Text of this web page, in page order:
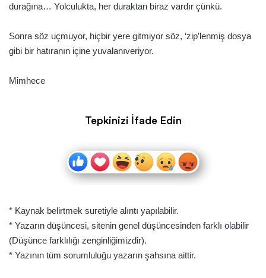
durağına… Yolculukta, her duraktan biraz vardır çünkü.
Sonra söz uçmuyor, hiçbir yere gitmiyor söz, ‘zip’lenmiş dosya
gibi bir hatıranın içine yuvalanıveriyor.
Mimhece
Tepkinizi İfade Edin
* Kaynak belirtmek suretiyle alıntı yapılabilir.
* Yazarın düşüncesi, sitenin genel düşüncesinden farklı olabilir
(Düşünce farklılığı zenginliğimizdir).
* Yazının tüm sorumluluğu yazarın şahsına aittir.